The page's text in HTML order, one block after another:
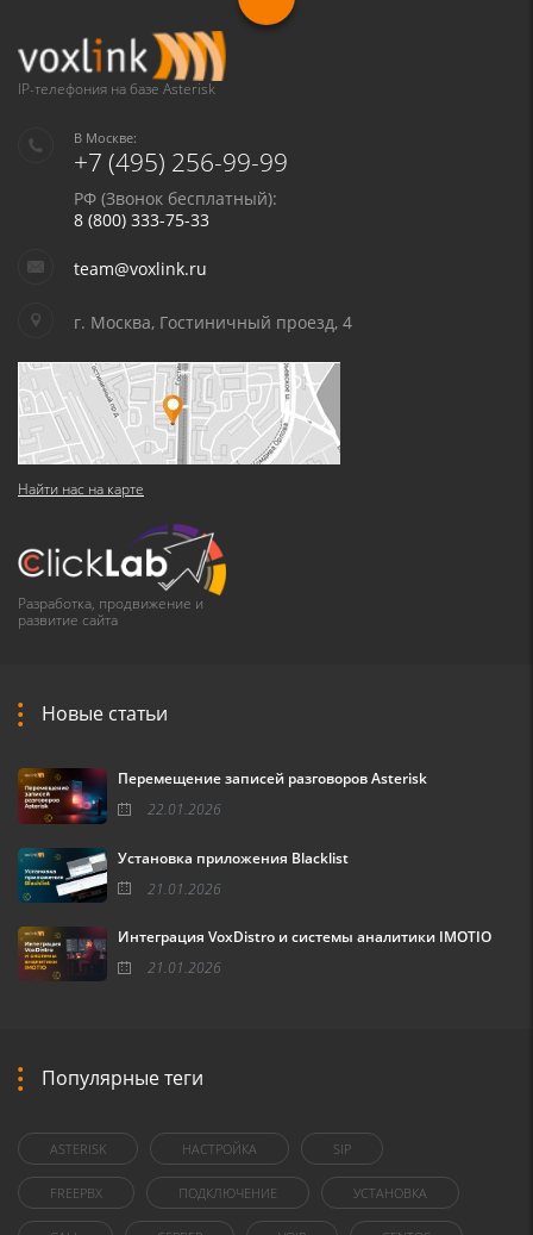
IP-телефония на базе Asterisk
В Москве:
+7 (495) 256-99-99
РФ (Звонок бесплатный):
8 (800) 333-75-33
team@voxlink.ru
г. Москва, Гостиничный проезд, 4
Найти нас на карте
Разработка, продвижение и
развитие сайта
Новые статьи
Перемещение записей разговоров Asterisk
22.01.2026
Установка приложения Blacklist
21.01.2026
Интеграция VoxDistro и системы аналитики IMOTIO
21.01.2026
Популярные теги
ASTERISK НАСТРОЙКА SIP
FREEPBX ПОДКЛЮЧЕНИЕ УСТАНОВКА